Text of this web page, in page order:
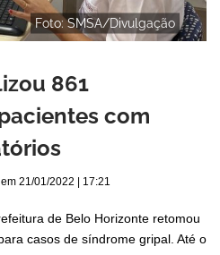
Foto: SMSA/Divulgação
861
com
21/01/2022 | 17:21
de Belo Horizonte retomou
casos de síndrome gripal. Até o